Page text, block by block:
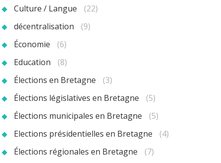
Culture / Langue
(22)
décentralisation
(9)
Économie
(6)
Education
(8)
Élections en Bretagne
(3)
Élections législatives en Bretagne
(5)
Élections municipales en Bretagne
(5)
Elections présidentielles en Bretagne
(4)
Élections régionales en Bretagne
(7)